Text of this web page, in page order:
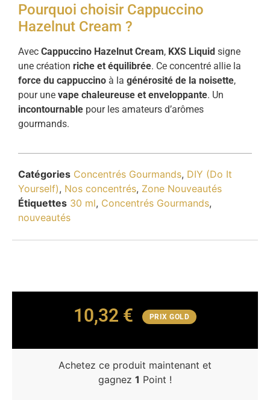
Pourquoi choisir Cappuccino
Hazelnut Cream ?
Avec Cappuccino Hazelnut Cream, KXS Liquid signe
une création riche et équilibrée. Ce concentré allie la
force du cappuccino à la générosité de la noisette,
pour une vape chaleureuse et enveloppante. Un
incontournable pour les amateurs d’arômes
gourmands.
Catégories Concentrés Gourmands, DIY (Do It
Yourself), Nos concentrés, Zone Nouveautés
Étiquettes 30 ml, Concentrés Gourmands,
nouveautés
10,32 € PRIX GOLD
Achetez ce produit maintenant et
gagnez 1 Point !